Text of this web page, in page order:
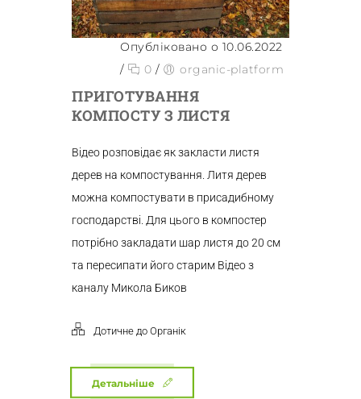
Опубліковано о 10.06.2022
/
0 / organic-platform
ПРИГОТУВАННЯ
КОМПОСТУ З ЛИСТЯ
Відео розповідає як закласти листя
дерев на компостування. Литя дерев
можна компостувати в присадибному
господарстві. Для цього в компостер
потрібно закладати шар листя до 20 см
та пересипати його старим Відео з
каналу Микола Биков
Дотичне до Органік
Детальніше